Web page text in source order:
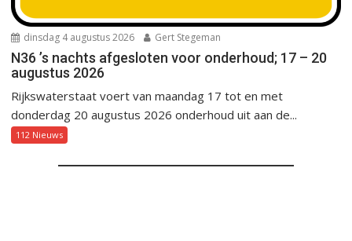
dinsdag 4 augustus 2026 Gert Stegeman
N36 ’s nachts afgesloten voor onderhoud; 17 – 20
augustus 2026
Rijkswaterstaat voert van maandag 17 tot en met
donderdag 20 augustus 2026 onderhoud uit aan de...
112 Nieuws